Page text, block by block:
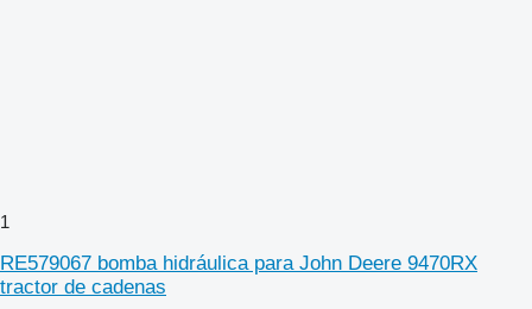
1
RE579067 bomba hidráulica para John Deere 9470RX
tractor de cadenas